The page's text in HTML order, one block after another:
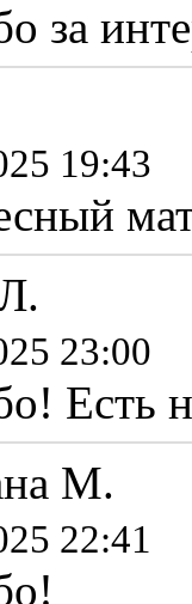
за
19:43
23:00
Есть
М.
22:41